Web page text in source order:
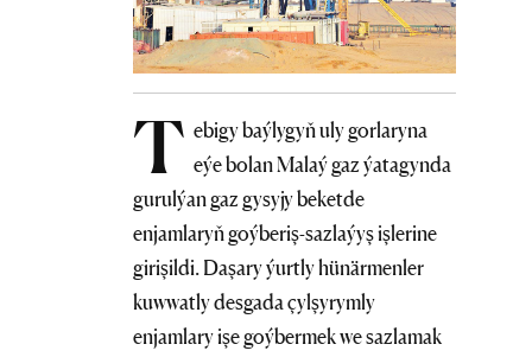
T ebigy baýlygyň uly gorlaryna
eýe bolan Malaý gaz ýatagynda
gurulýan gaz gysyjy beketde
enjamlaryň goýberiş-sazlaýyş işlerine
girişildi. Daşary ýurtly hünärmenler
kuwwatly desgada çylşyrymly
enjamlary işe goýbermek we sazlamak